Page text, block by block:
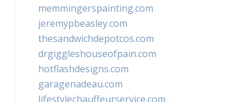
memmingerspainting.com
jeremypbeasley.com
thesandwichdepotcos.com
drgiggleshouseofpain.com
hotflashdesigns.com
garagenadeau.com
lifestylechauffeurservice.com